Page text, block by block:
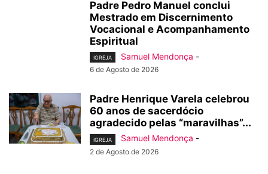
Padre Pedro Manuel conclui
Mestrado em Discernimento
Vocacional e Acompanhamento
Espiritual
IGREJA Samuel Mendonça -
6 de Agosto de 2026
Padre Henrique Varela celebrou
60 anos de sacerdócio
agradecido pelas “maravilhas”...
IGREJA Samuel Mendonça -
2 de Agosto de 2026